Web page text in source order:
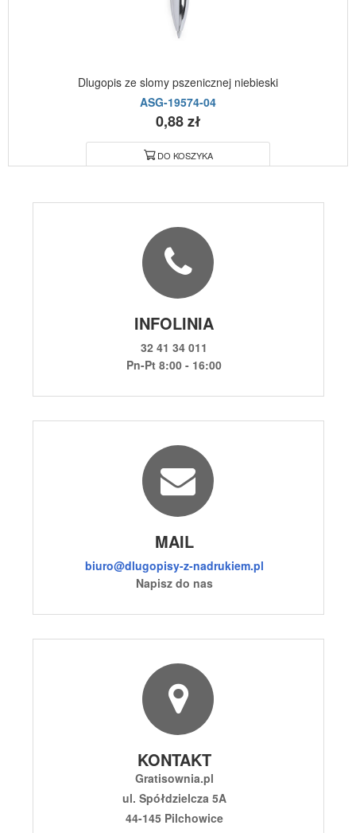
Dlugopis ze slomy pszenicznej niebieski
ASG-19574-04
0,88 zł
DO KOSZYKA
INFOLINIA
32 41 34 011
Pn-Pt 8:00 - 16:00
MAIL
biuro@dlugopisy-z-nadrukiem.pl
Napisz do nas
KONTAKT
Gratisownia.pl
ul. Spółdzielcza 5A
44-145 Pilchowice